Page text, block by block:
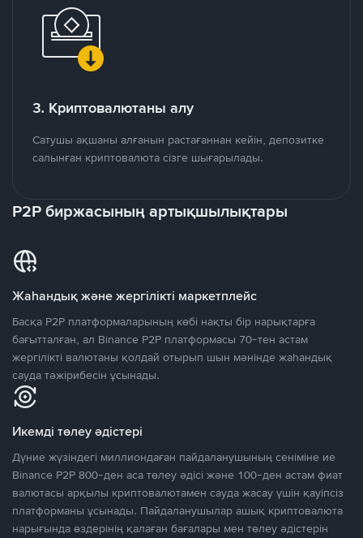
3. Криптовалютаны алу
Сатушы ақшаны алғанын растағаннан кейін, депозитке
салынған криптовалюта сізге шығарылады.
P2P биржасының артықшылықтары
Жаһандық және жергілікті маркетплейс
Басқа P2P платформаларының көбі нақты бір нарықтарға
бағытталған, ал Binance P2P платформасы 70-тен астам
жергілікті валютаны қолдай отырып шын мәнінде жаһандық
сауда тәжірибесін ұсынады.
Икемді төлеу әдістері
Дүние жүзіндегі миллиондаған пайдаланушының сеніміне ие
Binance P2P 800-ден аса төлеу әдісі және 100-ден астам фиат
валютасы арқылы криптовалютамен сауда жасау үшін қауіпсіз
платформаны ұсынады. Пайдаланушылар ашық криптовалюта
нарығында өздерінің қалаған бағалары мен төлеу әдістерін